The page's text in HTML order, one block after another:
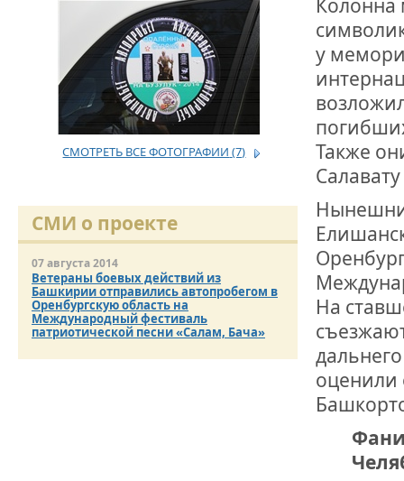
В ДОМЕ
ВНОВЬ О
ДВА
ДО
ЮСУПОВА
ЛЮБОЙ
ИНТЕРВЬЮ
«ВЕТЕРАН
МЕМОРИАЛ
РОССИИ
СМОТРЕТЬ ВСЕ ФОТОГРАФИИ (7)
СМИ о проекте
07 августа 2014
Ветераны боевых действий из
Башкирии отправились автопробегом в
Оренбургскую область на
Международный фестиваль
патриотической песни «Салам, Бача»
у
Также
На
оценили